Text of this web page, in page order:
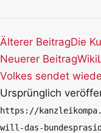
Älterer BeitragDie
Neuerer Beitrag
Volkes sendet
Ursprünglich
https://
will-das-